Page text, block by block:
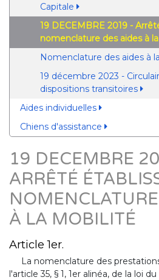
Capitale
19 DECEMBRE 2019 -
nomenclature des aides à
Nomenclature des aides à
19 décembre 2023 -
dispositions transitoires
Aides individuelles
Chiens d'assistance
19 DECEMBRE
ARRÊTÉ
À LA MOBILITÉ
Article 1er.
La nomenclature des
l'article 35, § 1, 1er alinéa, de la loi